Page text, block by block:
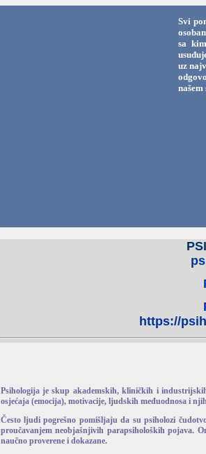
Svi
sa
uz
https://
Psihologija je skup akademskih, kliničkih i
osjećaja (emocija), motivacije, ljudskih međuodnosa i
Često ljudi pogrešno pomišljaju da su psiholozi
proučavanjem neobjašnjivih parapsiholoških pojava.
naučno proverene i dokazane.